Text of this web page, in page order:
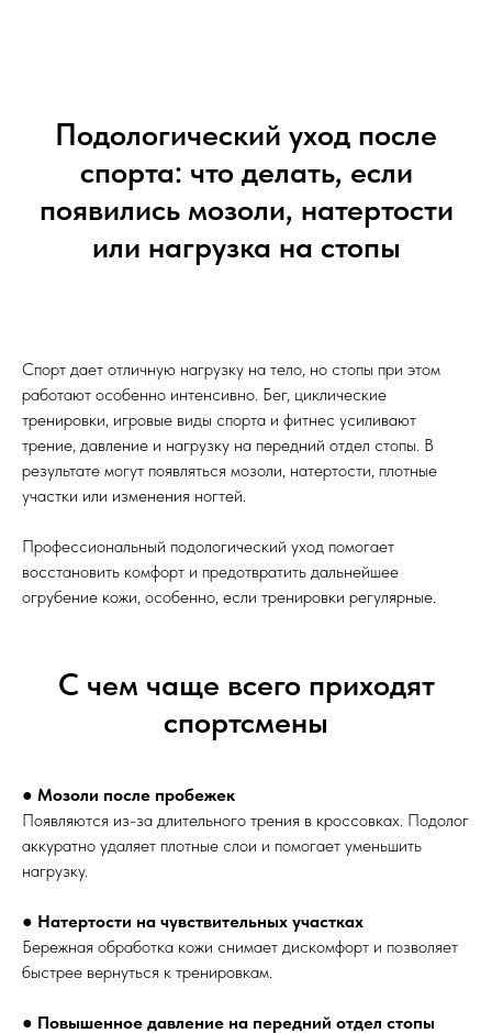
Подологический уход после
спорта: что делать, если
появились мозоли, натертости
или нагрузка на стопы
Спорт дает отличную нагрузку на тело, но стопы при этом
работают особенно интенсивно. Бег, циклические
тренировки, игровые виды спорта и фитнес усиливают
трение, давление и нагрузку на передний отдел стопы. В
результате могут появляться мозоли, натертости, плотные
участки или изменения ногтей.
Профессиональный подологический уход помогает
восстановить комфорт и предотвратить дальнейшее
огрубение кожи, особенно, если тренировки регулярные.
С чем чаще всего приходят
спортсмены
● Мозоли после пробежек
Появляются из-за длительного трения в кроссовках. Подолог
аккуратно удаляет плотные слои и помогает уменьшить
нагрузку.
● Натертости на чувствительных участках
Бережная обработка кожи снимает дискомфорт и позволяет
быстрее вернуться к тренировкам.
● Повышенное давление на передний отдел стопы